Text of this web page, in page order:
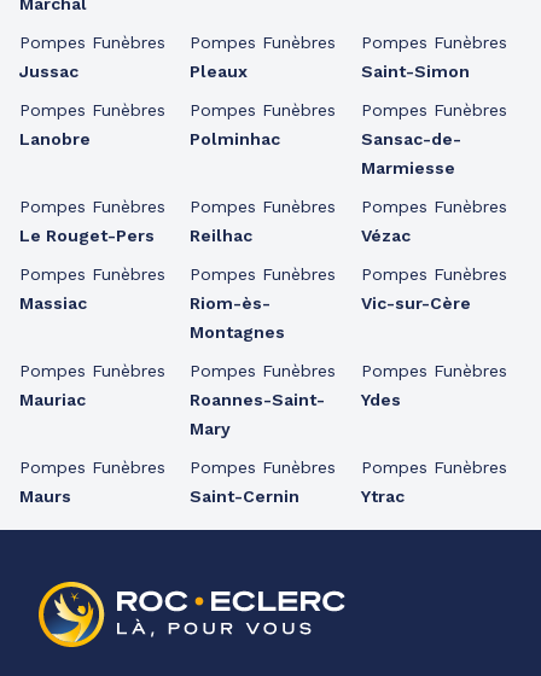
Pompes Funèbres
Jussac
Pompes Funèbres
Lanobre
Pompes Funèbres
Le Rouget-Pers
Pompes Funèbres
Massiac
Pompes Funèbres
Mauriac
Pompes Funèbres
Maurs
Pompes Funèbres
Pleaux
Pompes Funèbres
Polminhac
Pompes Funèbres
Reilhac
Pompes Funèbres
Riom-ès-
Montagnes
Pompes Funèbres
Roannes-Saint-
Mary
Pompes Funèbres
Saint-Cernin
Pompes Funèbres
Saint-Simon
Pompes Funèbres
Sansac-de-
Marmiesse
Pompes Funèbres
Vézac
Pompes Funèbres
Vic-sur-Cère
Pompes Funèbres
Ydes
Pompes Funèbres
Ytrac